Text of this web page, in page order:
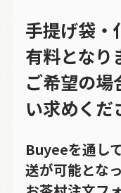
手提げ袋・
有料となり
ご希望の場
い求めくだ
Buyeeを通し
送が可能とな